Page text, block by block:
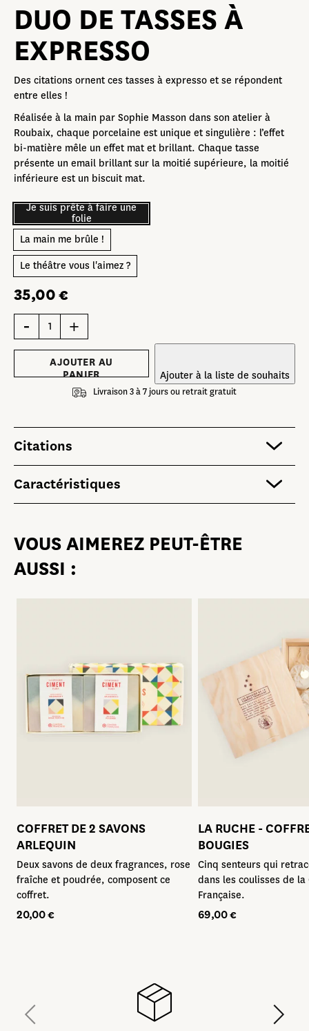
PLEINS FEUX SUR …
COLLAB’
DUO DE TASSES À
EXPRESSO
Des citations ornent ces tasses à expresso et se répondent
entre elles !
Réalisée à la main par Sophie Masson dans son atelier à
Roubaix, chaque porcelaine est unique et singulière : l’effet
bi-matière mêle un effet mat et brillant. Chaque tasse
présente un email brillant sur la moitié supérieure, la moitié
inférieure est un biscuit mat.
Je suis prête à faire une
folie
La main me brûle !
Le théâtre vous l'aimez ?
35,00€
quantité
de
Duo
de
à
AJOUTER AU
PANIER
Ajouter à la liste de souhaits
Livraison 3 à 7 jours ou retrait gratuit
Citations
Caractéristiques
VOUS AIMEREZ PEUT-ÊTRE
AUSSI :
COFFRET DE 2 SAVONS
ARLEQUIN
Deux savons de deux fragrances, rose
fraîche et poudrée, composent ce
coffret.
20,00€
LA RUCHE -
BOUGIES
Cinq senteurs qui
dans les coulisses de la
Française.
69,00€